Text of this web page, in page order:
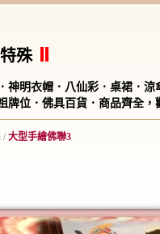
殊
神明衣帽．八仙彩．桌裙．涼
牌位．佛具百貨．商品齊全，
/ 大型手繪佛聯3